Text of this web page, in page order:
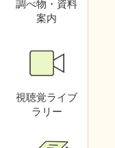
資料をなくし
資料を破いた
してしまいまし
レスを登録し
や新着図書・雑
調べ物・資料
案内
視聴覚ライブ
ラリー